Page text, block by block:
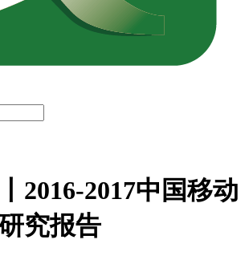
2016-2017中国移动
究报告